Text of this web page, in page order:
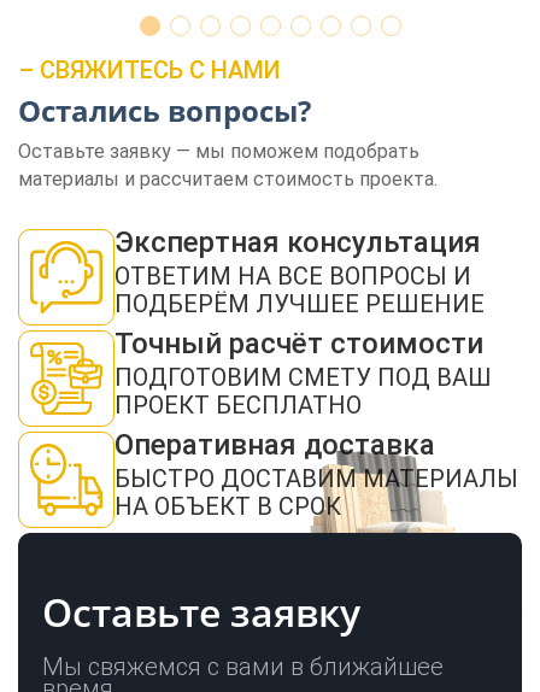
– СВЯЖИТЕСЬ С НАМИ
Остались вопросы?
Оставьте заявку — мы поможем подобрать
материалы и рассчитаем стоимость проекта.
Экспертная консультация
ОТВЕТИМ НА ВСЕ ВОПРОСЫ И
ПОДБЕРЁМ ЛУЧШЕЕ РЕШЕНИЕ
Точный расчёт стоимости
ПОДГОТОВИМ СМЕТУ ПОД ВАШ
ПРОЕКТ БЕСПЛАТНО
Оперативная доставка
БЫСТРО ДОСТАВИМ МАТЕРИАЛЫ
НА ОБЪЕКТ В СРОК
Оставьте заявку
Мы свяжемся с вами в ближайшее
ЗАКАЗАТЬ ЗВОНОК
Нажимая кнопку "Отправить", я даю своё согласие на обработку моих
персональных данных в соответствии с ФЗ от 27.07.2006 № 152-ФЗ "О
персональных данных", на условиях и для целей, определенных в
конфиденциальности
ОТПРАВИТЬ